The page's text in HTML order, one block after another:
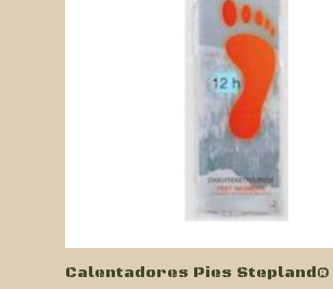
Calentadores Pies Stepland®